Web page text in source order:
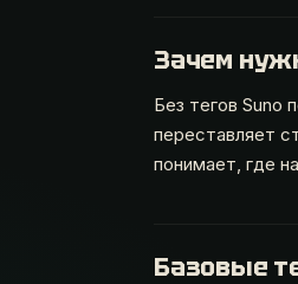
Зачем
Без тегов Suno
переставляет
понимает, где
Базовые